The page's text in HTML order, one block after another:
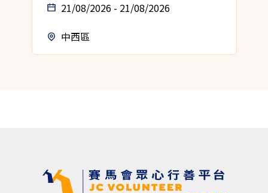
21/08/2026 - 21/08/2026
中西區